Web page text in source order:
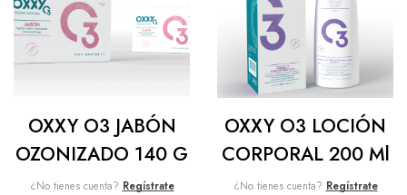
OXXY O3 JABÓN
OZONIZADO 140 G
¿No tienes cuenta? Regístrate
OXXY O3 LOCIÓN
CORPORAL 200 Ml
¿No tienes cuenta? Regístrate